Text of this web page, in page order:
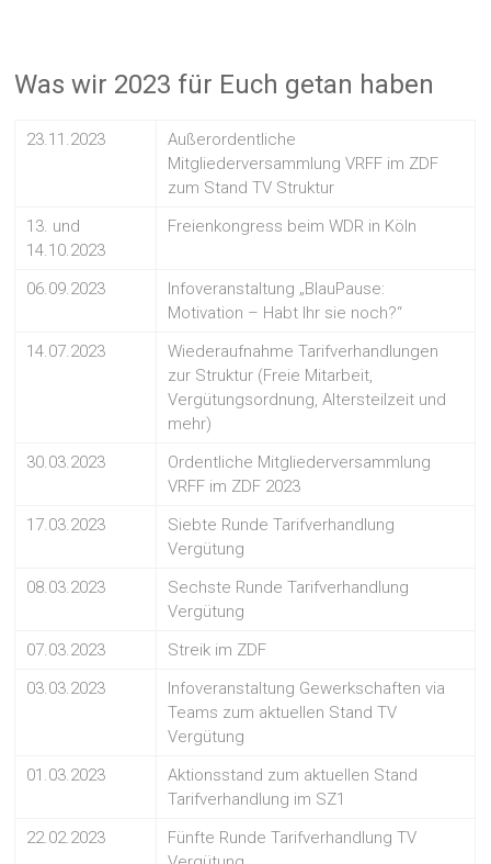
Was wir 2023 für Euch getan haben
23.11.2023
Außerordentliche
Mitgliederversammlung VRFF im ZDF
zum Stand TV Struktur
13. und
14.10.2023
Freienkongress beim WDR in Köln
06.09.2023
Infoveranstaltung „BlauPause:
Motivation – Habt Ihr sie noch?“
14.07.2023
Wiederaufnahme Tarifverhandlungen
zur Struktur (Freie Mitarbeit,
Vergütungsordnung, Altersteilzeit und
mehr)
30.03.2023
Ordentliche Mitgliederversammlung
VRFF im ZDF 2023
17.03.2023
Siebte Runde Tarifverhandlung
Vergütung
08.03.2023
Sechste Runde Tarifverhandlung
Vergütung
07.03.2023
Streik im ZDF
03.03.2023
Infoveranstaltung Gewerkschaften via
Teams zum aktuellen Stand TV
Vergütung
01.03.2023
Aktionsstand zum aktuellen Stand
Tarifverhandlung im SZ1
22.02.2023
Fünfte Runde Tarifverhandlung TV